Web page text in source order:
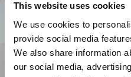
This website uses cookies
We use cookies to
provide social media
We also share information
our social media,